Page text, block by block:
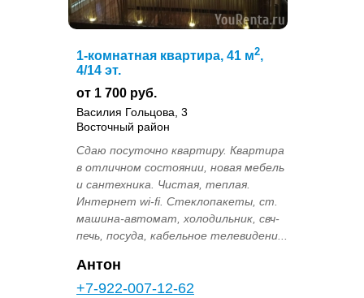
1-комнатная квартира, 41 м2,
4/14 эт.
от 1 700 руб.
Василия Гольцова, 3
Восточный район
Сдаю посуточно квартиру. Квартира
в отличном состоянии, новая мебель
и сантехника. Чистая, теплая.
Интернет wi-fi. Стеклопакеты, ст.
машина-автомат, холодильник, свч-
печь, посуда, кабельное телевидени...
Антон
+7-922-007-12-62